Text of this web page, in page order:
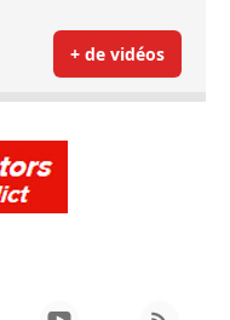
+ de vidéos